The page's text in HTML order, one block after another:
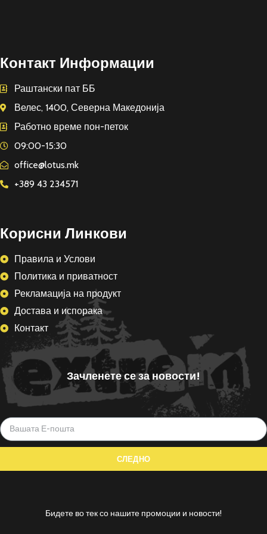
Контакт Информации
Раштански пат ББ
Велес, 1400, Северна Македонија
Работно време пон-петок
09:00-15:30
office@lotus.mk
+389 43 234571
Корисни Линкови
Правила и Услови
Политика и приватност
Рекламација на продукт
Достава и испорака
Контакт
Зачленете се за новости!
Бидете во тек со нашите промоции и новости!